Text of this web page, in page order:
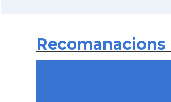
Recomanacions